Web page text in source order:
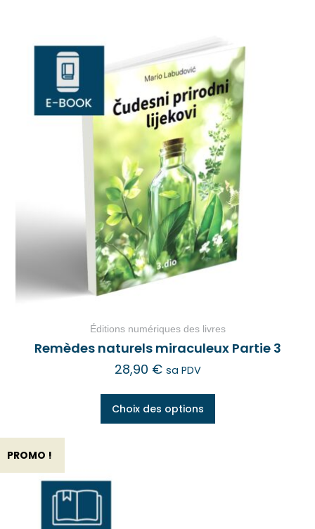
Éditions numériques des livres
Remèdes naturels miraculeux Partie 3
28,90 € sa PDV
Choix des options
PROMO !